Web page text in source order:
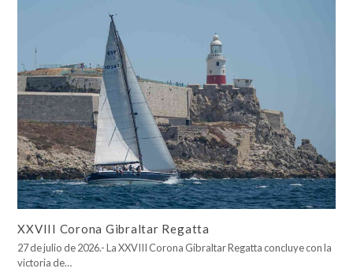
XXVIII Corona Gibraltar Regatta
27 de julio de 2026.- La XXVIII Corona Gibraltar Regatta concluye con la
victoria de…